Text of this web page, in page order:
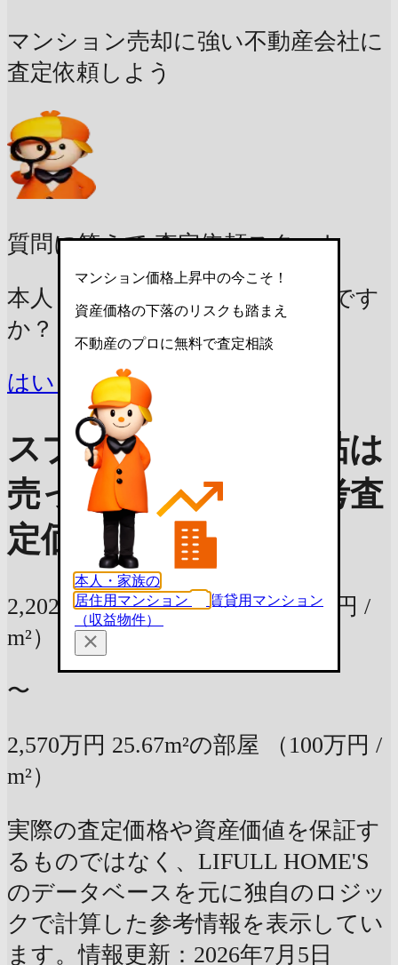
マンション売却に強い不動産会社に
査定依頼しよう
質問に答えて 査定依頼スタート
本人 / 家族の居住用マンションです
か？
はい いいえ
スプレスター世田谷砧は
売ったらいくら？
参考査
定価格
2,202万円 25.67m²の部屋 （86万円 /
m²）
〜
2,570万円 25.67m²の部屋
（100万円 /
m²）
実際の査定価格や資産価値を保証す
るものではなく、LIFULL HOME'S
のデータベースを元に独自のロジッ
クで計算した参考情報を表示してい
ます。情報更新：2026年7月5日
マンション価格上昇中の今こそ！
資産価格の下落のリスクも踏まえ
不動産のプロに無料で査定相談
本人・家族の
居住用マンション
賃貸用マンション
（収益物件）